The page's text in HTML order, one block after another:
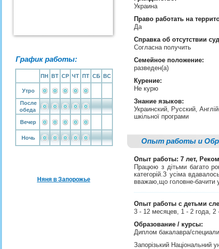
График работы:
ПН ВТ СР ЧТ ПТ СБ ВС
Утро
После
обеда
Вечер
Ночь
Няня в Запорожье
Украина
Право работать на
Да
Справка об отсутствии
Согласна получить
Семейное положение:
разведен(а)
Курение:
Не курю
Знание языков:
Украинский, Русский,
шкільної програми
Опыт работы и
Опыт работы: 7 лет,
Працюю з дітьми багато
категорій.З усіма
вважаю,що головне-бачити
Опыт работы с детьми
3 - 12 месяцев, 1 - 2 года,
Образование / курсы:
Диплом бакалавра/
Запорізький Національний